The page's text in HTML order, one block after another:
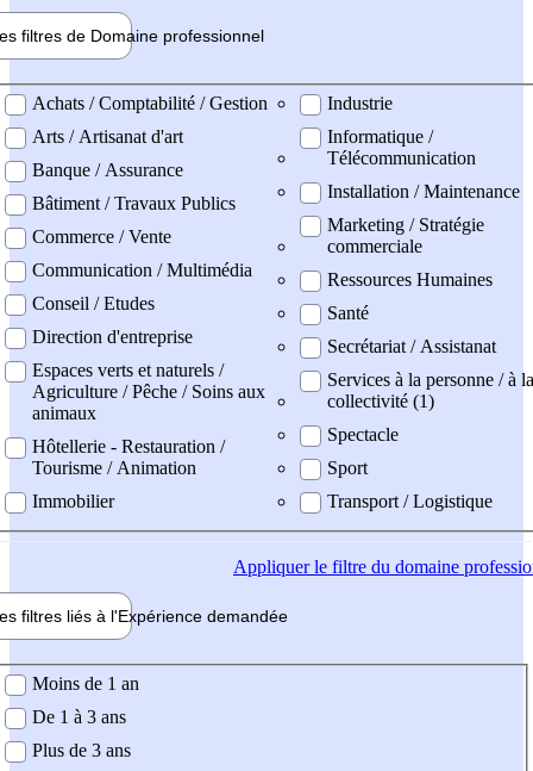
filtres de Domaine professionnel
professionel
Achats / Comptabilité / Gestion
Arts / Artisanat d'art
Banque / Assurance
Bâtiment / Travaux Publics
Commerce / Vente
Communication / Multimédia
Conseil / Etudes
Direction d'entreprise
Espaces verts et naturels /
Agriculture / Pêche / Soins aux
animaux
Hôtellerie - Restauration /
Tourisme / Animation
Immobilier
Industrie
Informatique /
Télécommunication
Installation / Maintenance
Marketing / Stratégie
commerciale
Ressources Humaines
Santé
Secrétariat / Assistanat
Services à la personne / à la
collectivité (1)
Spectacle
Sport
Transport / Logistique
Appliquerle filtre du domaine
filtres liés à l'Expérience demandée
demandée
Moins de 1 an
De 1 à 3 ans
Plus de 3 ans